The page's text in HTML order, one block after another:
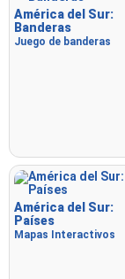
América del Sur:
Banderas
Juego de banderas
América del Sur:
Países
Mapas Interactivos